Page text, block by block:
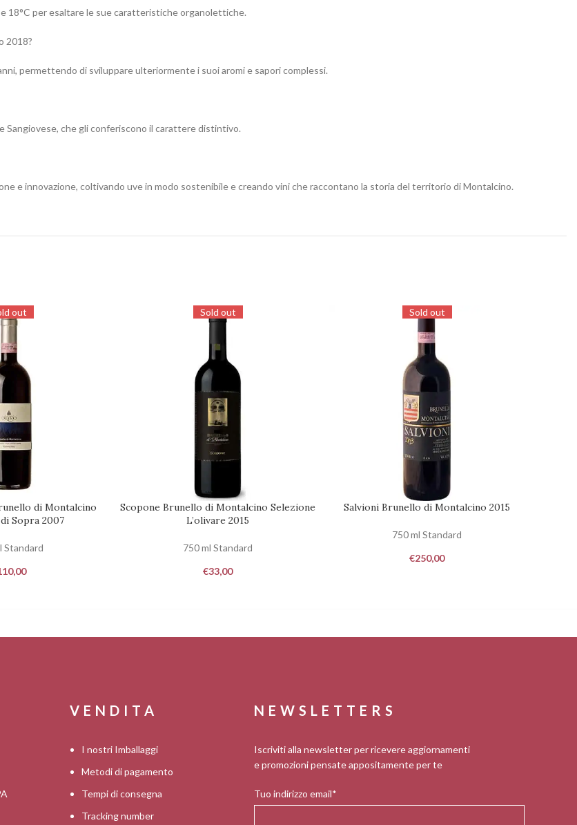
18°C per esaltare le sue caratteristiche organolettiche.
2018?
permettendo di sviluppare ulteriormente i suoi aromi e sapori complessi.
Sangiovese, che gli conferiscono il carattere distintivo.
e innovazione, coltivando uve in modo sostenibile e creando vini che raccontano la storia del territorio di Montalcino.
out
di Montalcino
Sopra 2007
Standard
Sold out
RICHIEDI DISPONIBILITÀ
Scopone Brunello di Montalcino Selezione
L’olivare 2015
750 ml Standard
€33,00
Sold out
RICHIEDI DISPONIBILITÀ
Salvioni Brunello di Montalcino 2015
750 ml Standard
€250,00
VENDITA
I nostri Imballaggi
Metodi di pagamento
Tempi di consegna
Tracking number
NEWSLETTERS
Iscriviti alla newsletter per ricevere aggiornamenti
e promozioni pensate appositamente per te
Tuo indirizzo email*